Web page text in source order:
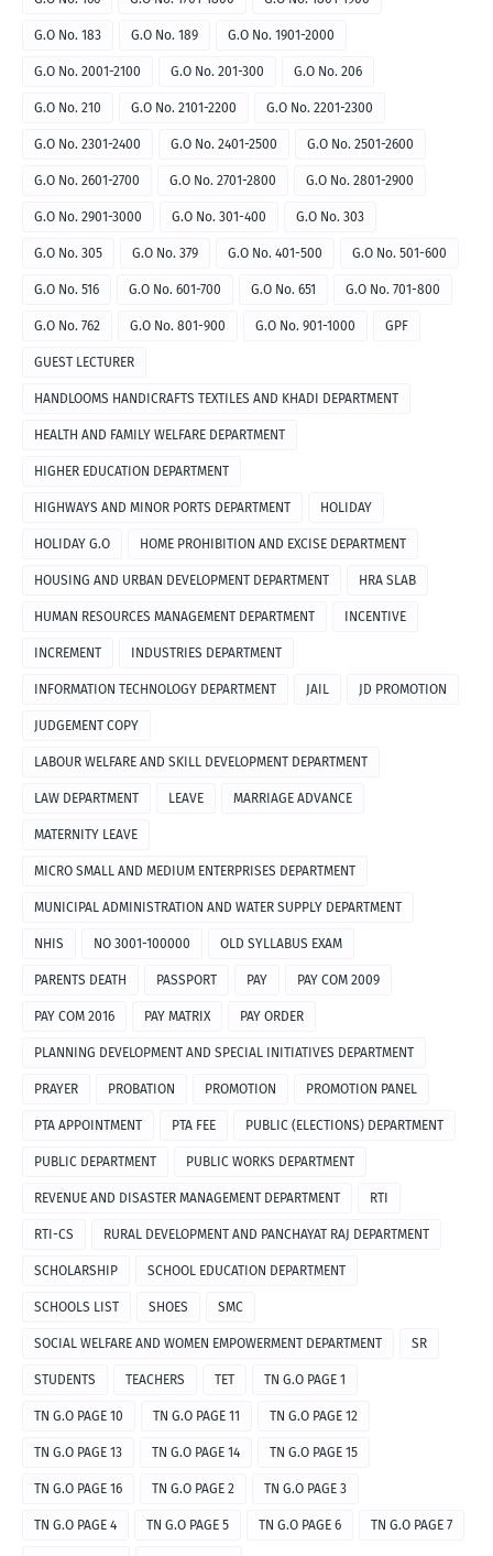
G.O No. 183 G.O No. 189 G.O No. 1901-2000
G.O No. 2001-2100 G.O No. 201-300 G.O No. 206
G.O No. 210 G.O No. 2101-2200 G.O No. 2201-2300
G.O No. 2301-2400 G.O No. 2401-2500 G.O No. 2501-2600
G.O No. 2601-2700 G.O No. 2701-2800 G.O No. 2801-2900
G.O No. 2901-3000 G.O No. 301-400 G.O No. 303
G.O No. 305 G.O No. 379 G.O No. 401-500 G.O No. 501-600
G.O No. 516 G.O No. 601-700 G.O No. 651 G.O No. 701-800
G.O No. 762 G.O No. 801-900 G.O No. 901-1000 GPF
GUEST LECTURER
HANDLOOMS HANDICRAFTS TEXTILES AND KHADI DEPARTMENT
HEALTH AND FAMILY WELFARE DEPARTMENT
HIGHER EDUCATION DEPARTMENT
HIGHWAYS AND MINOR PORTS DEPARTMENT HOLIDAY
HOLIDAY G.O HOME PROHIBITION AND EXCISE DEPARTMENT
HOUSING AND URBAN DEVELOPMENT DEPARTMENT HRA SLAB
HUMAN RESOURCES MANAGEMENT DEPARTMENT INCENTIVE
INCREMENT INDUSTRIES DEPARTMENT
INFORMATION TECHNOLOGY DEPARTMENT JAIL JD PROMOTION
JUDGEMENT COPY
LABOUR WELFARE AND SKILL DEVELOPMENT DEPARTMENT
LAW DEPARTMENT LEAVE MARRIAGE ADVANCE
MATERNITY LEAVE
MICRO SMALL AND MEDIUM ENTERPRISES DEPARTMENT
MUNICIPAL ADMINISTRATION AND WATER SUPPLY DEPARTMENT
NHIS NO 3001-100000 OLD SYLLABUS EXAM
PARENTS DEATH PASSPORT PAY PAY COM 2009
PAY COM 2016 PAY MATRIX PAY ORDER
PLANNING DEVELOPMENT AND SPECIAL INITIATIVES DEPARTMENT
PRAYER PROBATION PROMOTION PROMOTION PANEL
PTA APPOINTMENT PTA FEE PUBLIC (ELECTIONS) DEPARTMENT
PUBLIC DEPARTMENT PUBLIC WORKS DEPARTMENT
REVENUE AND DISASTER MANAGEMENT DEPARTMENT RTI
RTI-CS RURAL DEVELOPMENT AND PANCHAYAT RAJ DEPARTMENT
SCHOLARSHIP SCHOOL EDUCATION DEPARTMENT
SCHOOLS LIST SHOES SMC
SOCIAL WELFARE AND WOMEN EMPOWERMENT DEPARTMENT SR
STUDENTS TEACHERS TET TN G.O PAGE 1
TN G.O PAGE 10 TN G.O PAGE 11 TN G.O PAGE 12
TN G.O PAGE 13 TN G.O PAGE 14 TN G.O PAGE 15
TN G.O PAGE 16 TN G.O PAGE 2 TN G.O PAGE 3
TN G.O PAGE 4 TN G.O PAGE 5 TN G.O PAGE 6 TN G.O PAGE 7